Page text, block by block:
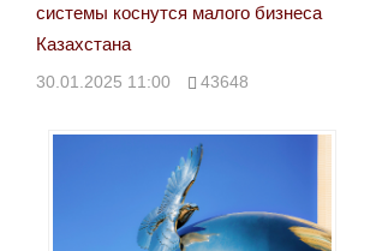
системы коснутся малого бизнеса
Казахстана
30.01.2025 11:00 43648